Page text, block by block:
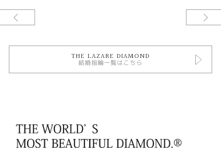
※選ばれる素材によって価格が変わります。
※PT900・K18YG・K18PG選択可能です。
THE LAZARE DIAMOND
結婚指輪一覧はこちら